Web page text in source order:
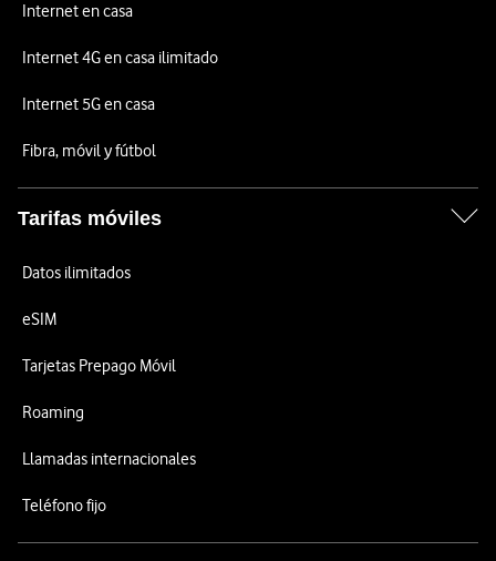
Internet en casa
Internet 4G en casa ilimitado
Internet 5G en casa
Fibra, móvil y fútbol
Tarifas móviles
Datos ilimitados
eSIM
Tarjetas Prepago Móvil
Roaming
Llamadas internacionales
Teléfono fijo